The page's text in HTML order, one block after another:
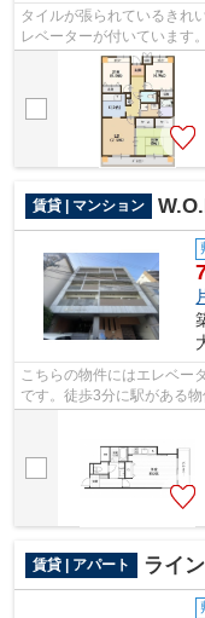
タイルが張られているきれ
レベーターが付いています
多く利用する方にとって便
賃貸 | マンション
こちらの物件にはエレベー
です。徒歩3分に駅がある
賃貸 | アパート ライ